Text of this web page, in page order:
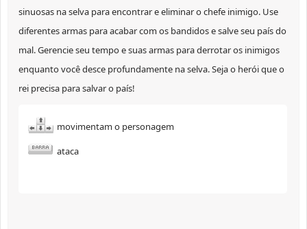
sinuosas na selva para encontrar e eliminar o chefe inimigo. Use
diferentes armas para acabar com os bandidos e salve seu país do
mal. Gerencie seu tempo e suas armas para derrotar os inimigos
enquanto você desce profundamente na selva. Seja o herói que o
rei precisa para salvar o país!
movimentam o personagem
ataca